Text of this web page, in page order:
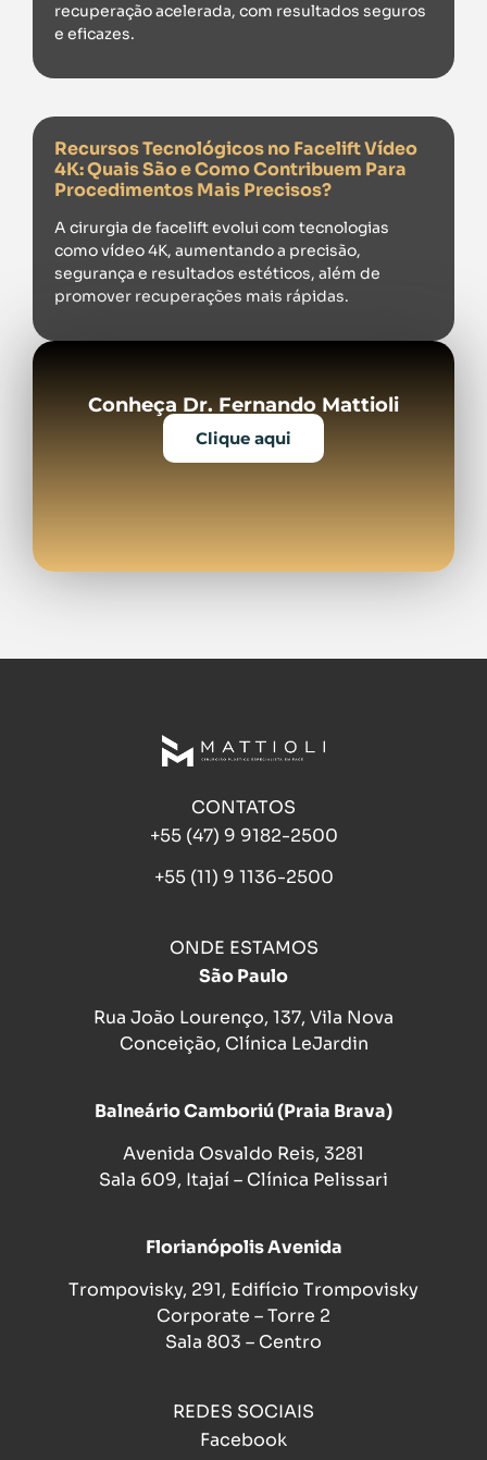
recuperação acelerada, com resultados seguros
e eficazes.
Recursos Tecnológicos no Facelift Vídeo
4K: Quais São e Como Contribuem Para
Procedimentos Mais Precisos?
A cirurgia de facelift evolui com tecnologias
como vídeo 4K, aumentando a precisão,
segurança e resultados estéticos, além de
promover recuperações mais rápidas.
Conheça Dr. Fernando Mattioli
Clique aqui
CONTATOS
+55 (47) 9 9182-2500
+55 (11) 9 1136-2500
ONDE ESTAMOS
São Paulo
Rua João Lourenço, 137, Vila Nova
Conceição, Clínica LeJardin
Balneário Camboriú (Praia Brava)
Avenida Osvaldo Reis, 3281
Sala 609, Itajaí – Clínica Pelissari
Florianópolis Avenida
Trompovisky, 291, Edifício Trompovisky
Corporate – Torre 2
Sala 803 – Centro
REDES SOCIAIS
Facebook